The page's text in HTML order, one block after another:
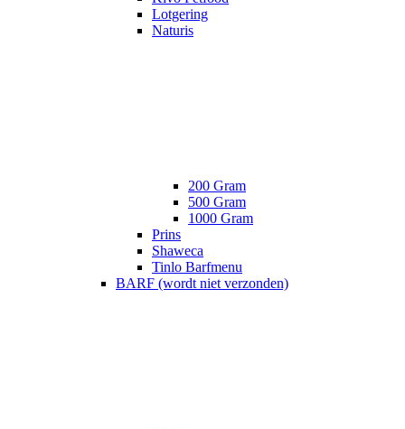
Lotgering
Naturis
200 Gram
500 Gram
1000 Gram
Prins
Shaweca
Tinlo Barfmenu
BARF (wordt niet verzonden)